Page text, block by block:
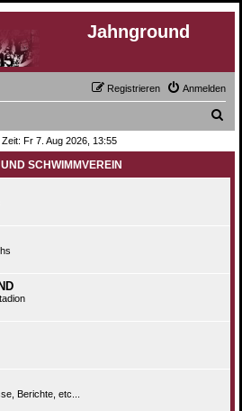
Jahnground
Anmelden
Registrieren
h
Fr 7. Aug 2026, 13:55
SCHWIMMVEREIN
Berichte, etc...